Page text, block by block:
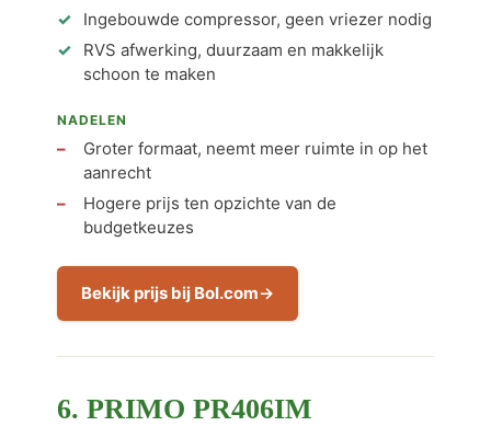
Ingebouwde compressor, geen vriezer nodig
RVS afwerking, duurzaam en makkelijk
schoon te maken
NADELEN
Groter formaat, neemt meer ruimte in op het
aanrecht
Hogere prijs ten opzichte van de
budgetkeuzes
Bekijk prijs bij Bol.com
6. PRIMO PR406IM